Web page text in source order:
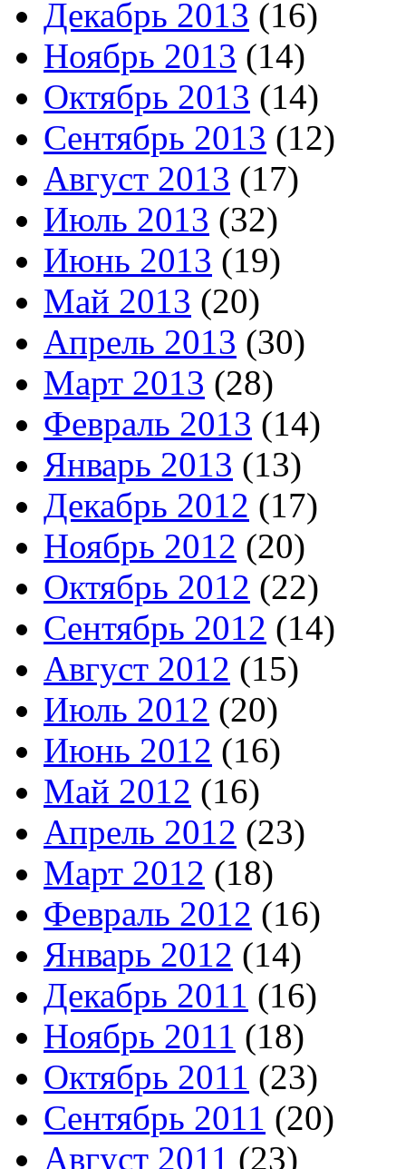
Декабрь 2013 (16)
Ноябрь 2013 (14)
Октябрь 2013 (14)
Сентябрь 2013 (12)
Август 2013 (17)
Июль 2013 (32)
Июнь 2013 (19)
Май 2013 (20)
Апрель 2013 (30)
Март 2013 (28)
Февраль 2013 (14)
Январь 2013 (13)
Декабрь 2012 (17)
Ноябрь 2012 (20)
Октябрь 2012 (22)
Сентябрь 2012 (14)
Август 2012 (15)
Июль 2012 (20)
Июнь 2012 (16)
Май 2012 (16)
Апрель 2012 (23)
Март 2012 (18)
Февраль 2012 (16)
Январь 2012 (14)
Декабрь 2011 (16)
Ноябрь 2011 (18)
Октябрь 2011 (23)
Сентябрь 2011 (20)
Август 2011 (23)